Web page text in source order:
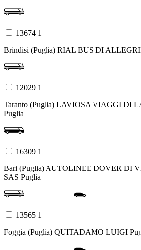
13674 1
Brindisi (Puglia) RIAL BUS DI
12029 1
Taranto (Puglia) LAVIOSA VIAGGI DI
Puglia
16309 1
Bari (Puglia) AUTOLINEE DOVER DI
SAS Puglia
13565 1
Foggia (Puglia) QUITADAMO LUIGI